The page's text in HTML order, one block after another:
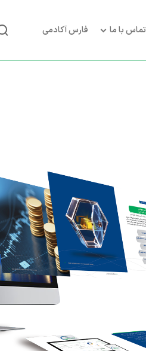
تماس با ما فارس آکادمی